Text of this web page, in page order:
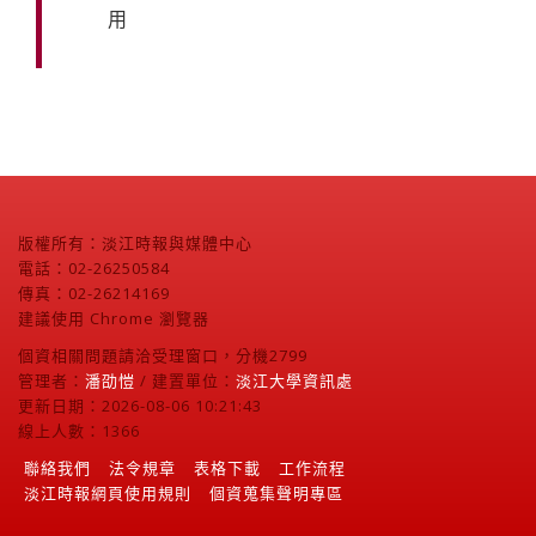
用
版權所有：淡江時報與媒體中心
電話：02-26250584
傳真：02-26214169
建議使用 Chrome 瀏覽器
個資相關問題請洽受理窗口，分機2799
管理者： 潘劭愷 / 建置單位： 淡江大學資訊處
更新日期：2026-08-06 10:21:43
線上人數：1366
聯絡我們
法令規章 表格下載
工作流程
淡江時報網頁使用規則
個資蒐集聲明專區